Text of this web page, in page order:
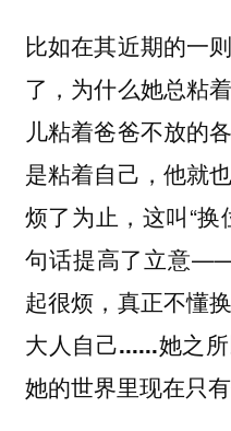
比如在其近期的一
了，为什么她总粘
儿粘着爸爸不放的
是粘着自己，他就
烦了为止，这叫“
句话提高了立意
起很烦，真正不懂
大人自己......她之
她的世界里现在只